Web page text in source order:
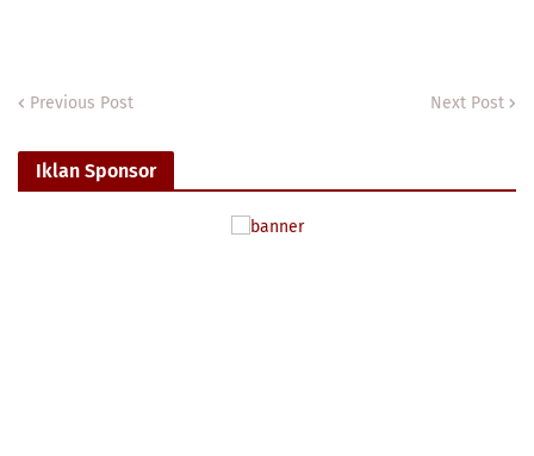
Previous Post Next Post
Iklan Sponsor